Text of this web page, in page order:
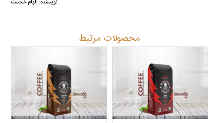
نویسنده: الهام خجسته
محصولات مرتبط